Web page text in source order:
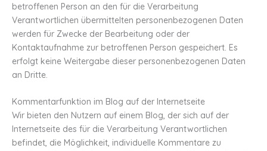
betroffenen Person an den für die Verarbeitung
Verantwortlichen übermittelten personenbezogenen Daten
werden für Zwecke der Bearbeitung oder der
Kontaktaufnahme zur betroffenen Person gespeichert. Es
erfolgt keine Weitergabe dieser personenbezogenen Daten
an Dritte.
Kommentarfunktion im Blog auf der Internetseite
Wir bieten den Nutzern auf einem Blog, der sich auf der
Internetseite des für die Verarbeitung Verantwortlichen
befindet, die Möglichkeit, individuelle Kommentare zu